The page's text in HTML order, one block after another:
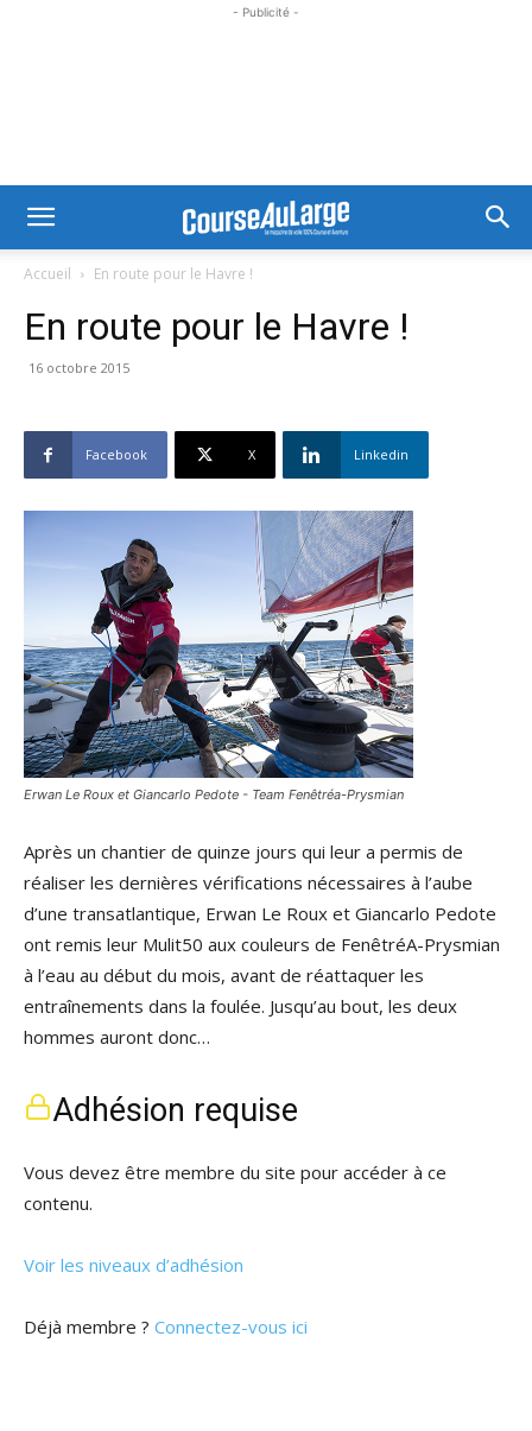
- Publicité -
Accueil En route pour le Havre !
En route pour le Havre !
16 octobre 2015
Facebook X Linkedin
Erwan Le Roux et Giancarlo Pedote - Team Fenêtréa-Prysmian
Après un chantier de quinze jours qui leur a permis de
réaliser les dernières vérifications nécessaires à l’aube
d’une transatlantique, Erwan Le Roux et Giancarlo Pedote
ont remis leur Mulit50 aux couleurs de FenêtréA-Prysmian
à l’eau au début du mois, avant de réattaquer les
entraînements dans la foulée. Jusqu’au bout, les deux
hommes auront donc…
Adhésion requise
Vous devez être membre du site pour accéder à ce
contenu.
Voir les niveaux d’adhésion
Déjà membre ? Connectez-vous ici